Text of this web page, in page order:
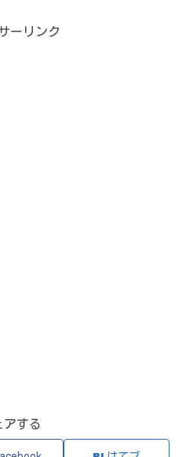
ーリンク
アする